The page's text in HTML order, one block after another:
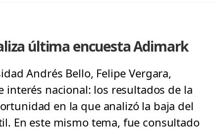
última encuesta Adimark
Andrés Bello, Felipe Vergara,
nacional: los resultados de la
en la que analizó la baja del
En este mismo tema, fue consultado